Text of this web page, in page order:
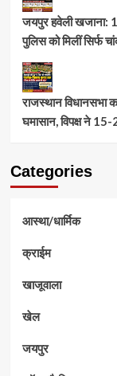
जयपुर हवेली खजाना:
पुलिस को मिलीं सिर्फ
राजस्थान विधानसभा
घमासान, विपक्ष ने
Categories
आस्था/धार्मिक
क्राईम
खाजूवाला
खेल
जयपुर